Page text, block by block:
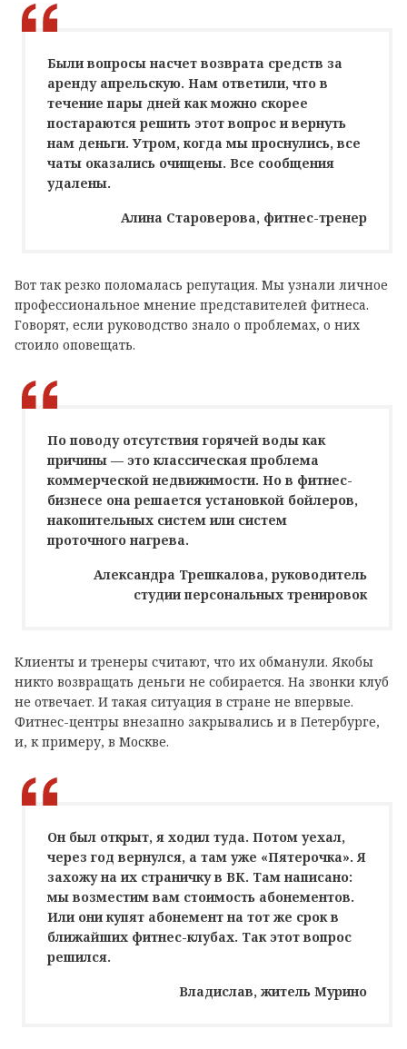
Были вопросы насчет возврата средств за
аренду апрельскую. Нам ответили, что в
течение пары дней как можно скорее
постараются решить этот вопрос и вернуть
нам деньги. Утром, когда мы проснулись, все
чаты оказались очищены. Все сообщения
удалены.
Алина Староверова, фитнес-тренер
Вот так резко поломалась репутация. Мы узнали личное
профессиональное мнение представителей фитнеса.
Говорят, если руководство знало о проблемах, о них
стоило оповещать.
По поводу отсутствия горячей воды как
причины — это классическая проблема
коммерческой недвижимости. Но в фитнес-
бизнесе она решается установкой бойлеров,
накопительных систем или систем
проточного нагрева.
Александра Трешкалова, руководитель
студии персональных тренировок
Клиенты и тренеры считают, что их обманули. Якобы
никто возвращать деньги не собирается. На звонки клуб
не отвечает. И такая ситуация в стране не впервые.
Фитнес-центры внезапно закрывались и в Петербурге,
и, к примеру, в Москве.
Он был открыт, я ходил туда. Потом уехал,
через год вернулся, а там уже «Пятерочка». Я
захожу на их страничку в ВК. Там написано:
мы возместим вам стоимость абонементов.
Или они купят абонемент на тот же срок в
ближайших фитнес-клубах. Так этот вопрос
решился.
Владислав, житель Мурино